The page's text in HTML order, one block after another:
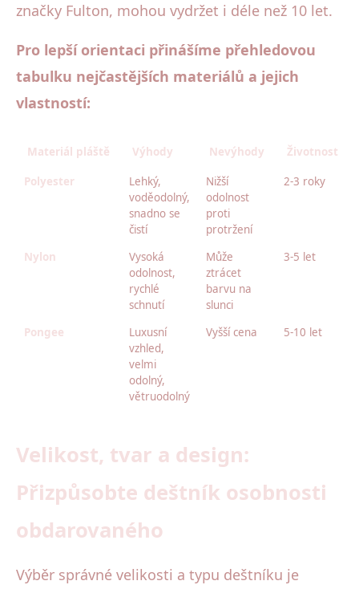
značky Fulton, mohou vydržet i déle než 10 let.
Pro lepší orientaci přinášíme přehledovou
tabulku nejčastějších materiálů a jejich
vlastností:
Materiál pláště Výhody Nevýhody Životnost
Polyester
Lehký,
voděodolný,
snadno se
čistí
Nižší
odolnost
proti
protržení
2-3 roky
Nylon
Vysoká
odolnost,
rychlé
schnutí
Může
ztrácet
barvu na
slunci
3-5 let
Pongee
Luxusní
vzhled,
velmi
odolný,
větruodolný
Vyšší cena 5-10 let
Velikost, tvar a design:
Přizpůsobte deštník osobnosti
obdarovaného
Výběr správné velikosti a typu deštníku je